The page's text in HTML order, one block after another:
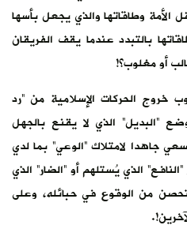
وطاقاتها والذي يجعل بأسها
بالتبدد عندما يقف الفريقان
أو مغلوب؟!
خروج الحركات الإسلامية من “رد
“البديل” الذي لا يقنع بالجهل
جاهدا لامتلاك “الوعي” بما لدي
الذي يُستلهم أو “الضار” الذي
من الوقوع في حبائله، وعلى